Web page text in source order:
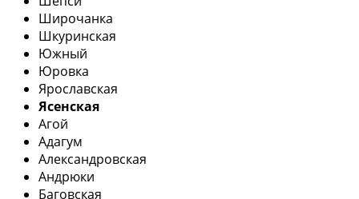
Широчанка
Шкуринская
Южный
Юровка
Ярославская
Ясенская
Агой
Адагум
Александровская
Андрюки
Баговская